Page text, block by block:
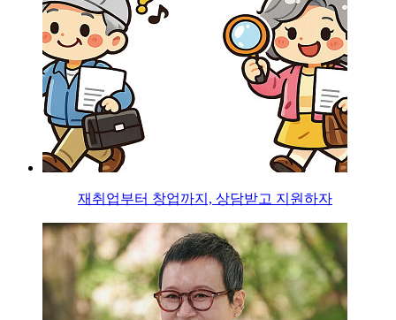
재취업부터 창업까지, 상담받고 지원하자